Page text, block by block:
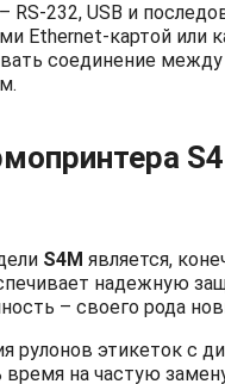
RS-232, USB и
Ethernet-картой или
соединение между
S4
S4M является,
надежную
– своего рода
рулонов этикеток с
на частую